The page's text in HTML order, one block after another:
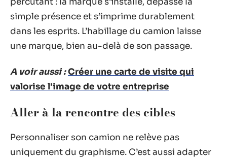
simple présence et s’imprime durablement
dans les esprits. L’habillage du camion laisse
une marque, bien au-delà de son passage.
A voir aussi :Créer une carte de visite qui
valorise l'image de votre entreprise
Aller à la rencontre des cibles
Personnaliser son camion ne relève pas
uniquement du graphisme. C’est aussi adapter